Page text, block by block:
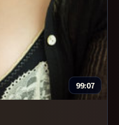
99:07